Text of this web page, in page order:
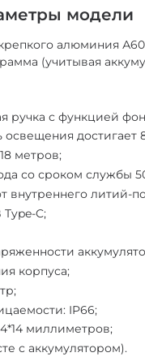
модели
алюминия
(учитывая
ручка с функцией
освещения достигает
метров;
со сроком службы
внутреннего литий-
C;
корпуса;
IP66;
миллиметров;
с аккумулятором).